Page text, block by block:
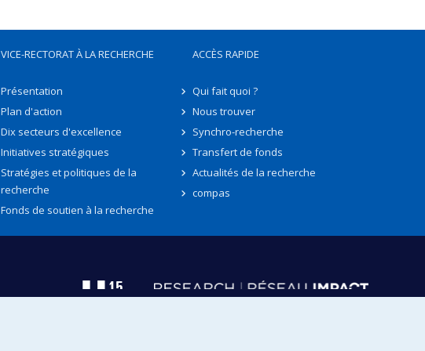
VICE-RECTORAT À LA RECHERCHE
Présentation
Plan d'action
Dix secteurs d'excellence
Initiatives stratégiques
Stratégies et politiques de la
recherche
Fonds de soutien à la recherche
ACCÈS RAPIDE
Qui fait quoi ?
Nous trouver
Synchro-recherche
Transfert de fonds
Actualités de la recherche
compas